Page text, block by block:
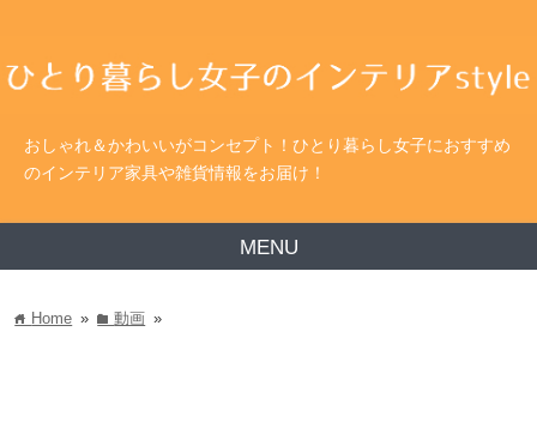
おしゃれ＆かわいいがコンセプト！ひとり暮らし女子におすすめ
のインテリア家具や雑貨情報をお届け！
MENU
home Home » folder動画 »